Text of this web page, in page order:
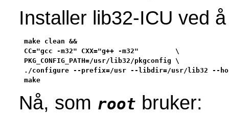
Installer lib32-ICU ved
make clean &&
CC="gcc -m32" CXX="g++ -m32"         \
PKG_CONFIG_PATH=/usr/lib32/pkgconfig \
./configure --prefix=/usr --libdir=/usr/lib32 --
make
Nå, som root bruker: